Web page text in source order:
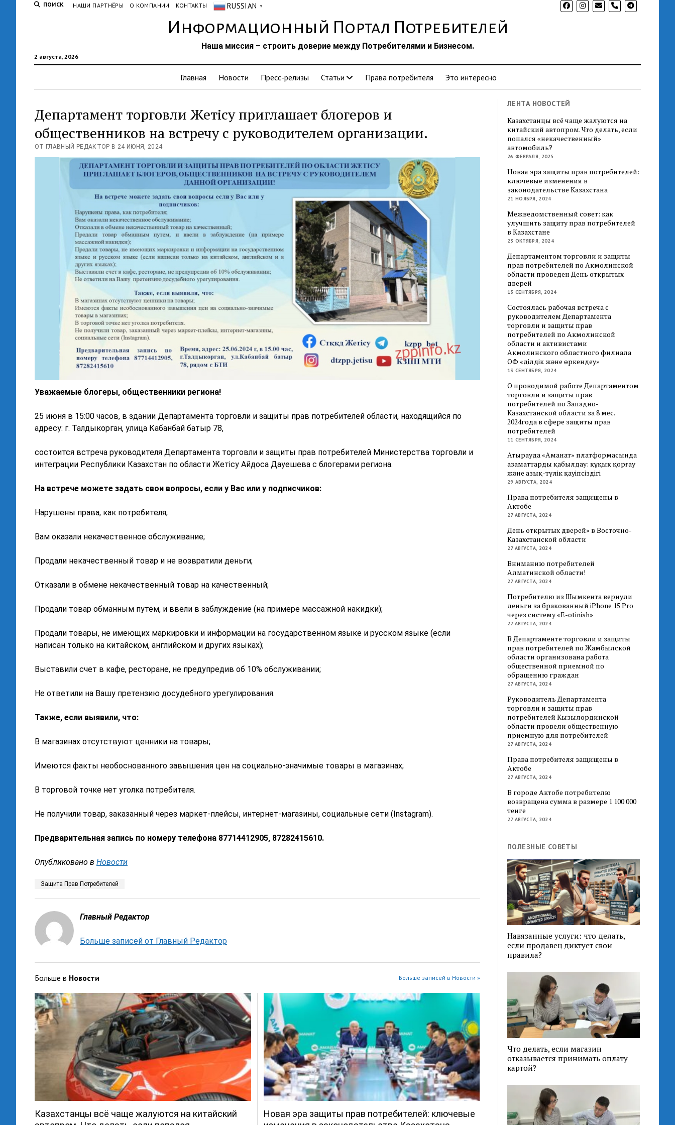
ПОИСК НАШИ ПАРТНЁРЫ О КОМПАНИИ КОНТАКТЫ RUSSIAN ▼ phone
Информационный Портал Потребителей
2 августа, 2026
Наша миссия – строить доверие между Потребителями и Бизнесом.
Главная Новости Пресс-релизы Статьи Права потребителя Это интересно
Департамент торговли Жетісу приглашает блогеров и
общественников на встречу с руководителем организации.
ОТ ГЛАВНЫЙ РЕДАКТОР В 24 ИЮНЯ, 2024
Уважаемые блогеры, общественники региона!
25 июня в 15:00 часов, в здании Департамента торговли и защиты прав потребителей области, находящийся по
адресу: г. Талдыкорган, улица Кабанбай батыр 78,
состоится встреча руководителя Департамента торговли и защиты прав потребителей Министерства торговли и
интеграции Республики Казахстан по области Жетісу Айдоса Дауешева с блогерами региона.
На встрече можете задать свои вопросы, если у Вас или у подписчиков:
Нарушены права, как потребителя;
Вам оказали некачественное обслуживание;
Продали некачественный товар и не возвратили деньги;
Отказали в обмене некачественный товар на качественный;
Продали товар обманным путем, и ввели в заблуждение (на примере массажной накидки);
Продали товары, не имеющих маркировки и информации на государственном языке и русском языке (если
написан только на китайском, английском и других языках);
Выставили счет в кафе, ресторане, не предупредив об 10% обслуживании;
Не ответили на Вашу претензию досудебного урегулирования.
Также, если выявили, что:
В магазинах отсутствуют ценники на товары;
Имеются факты необоснованного завышения цен на социально-значимые товары в магазинах;
В торговой точке нет уголка потребителя.
Не получили товар, заказанный через маркет-плейсы, интернет-магазины, социальные сети (Instagram).
Предварительная запись по номеру телефона 87714412905, 87282415610.
Опубликовано в Новости
Защита Прав Потребителей
Главный Редактор
Больше записей от Главный Редактор
Больше в Новости Больше записей в Новости »
Казахстанцы всё чаще жалуются на китайский
Новая эра защиты прав потребителей: ключевые
ЛЕНТА НОВОСТЕЙ
Казахстанцы всё чаще жалуются на
китайский автопром. Что делать, если
попался «некачественный»
автомобиль?
26 ФЕВРАЛЯ, 2025
Новая эра защиты прав потребителей:
ключевые изменения в
законодательстве Казахстана
21 НОЯБРЯ, 2024
Межведомственный совет: как
улучшить защиту прав потребителей
в Казахстане
23 ОКТЯБРЯ, 2024
Департаментом торговли и защиты
прав потребителей по Акмолинской
области проведен День открытых
дверей
13 СЕНТЯБРЯ, 2024
Состоялась рабочая встреча с
руководителем Департамента
торговли и защиты прав
потребителей по Акмолинской
области и активистами
Акмолинского областного филиала
ОФ «Әділдік және өркендеу»
13 СЕНТЯБРЯ, 2024
О проводимой работе Департаментом
торговли и защиты прав
потребителей по Западно-
Казахстанской области за 8 мес.
2024года в сфере защиты прав
потребителей
11 СЕНТЯБРЯ, 2024
Атырауда «Аманат» платформасында
азаматтарды қабылдау: құқық қорғау
және азық-түлік қауіпсіздігі
29 АВГУСТА, 2024
Права потребителя защищены в
Актобе
27 АВГУСТА, 2024
День открытых дверей» в Восточно-
Казахстанской области
27 АВГУСТА, 2024
Вниманию потребителей
Алматинской области!
27 АВГУСТА, 2024
Потребителю из Шымкента вернули
деньги за бракованный iPhone 15 Pro
через систему «E-otinish»
27 АВГУСТА, 2024
В Департаменте торговли и защиты
прав потребителей по Жамбылской
области организована работа
общественной приемной по
обращению граждан
27 АВГУСТА, 2024
Руководитель Департамента
торговли и защиты прав
потребителей Кызылординской
области провели общественную
приемную для потребителей
27 АВГУСТА, 2024
Права потребителя защищены в
Актобе
27 АВГУСТА, 2024
В городе Актобе потребителю
возвращена сумма в размере 1 100 000
тенге
27 АВГУСТА, 2024
ПОЛЕЗНЫЕ СОВЕТЫ
Навязанные услуги: что делать,
если продавец диктует свои
правила?
Что делать, если магазин
отказывается принимать оплату
картой?